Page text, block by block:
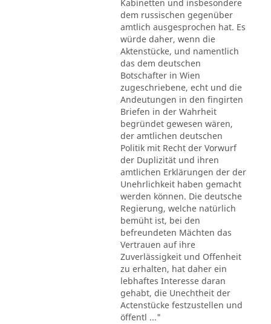
Kabinetten und insbesondere
dem russischen gegenüber
amtlich ausgesprochen hat. Es
würde daher, wenn die
Aktenstücke, und namentlich
das dem deutschen
Botschafter in Wien
zugeschriebene, echt und die
Andeutungen in den fingirten
Briefen in der Wahrheit
begründet gewesen wären,
der amtlichen deutschen
Politik mit Recht der Vorwurf
der Duplizität und ihren
amtlichen Erklärungen der der
Unehrlichkeit haben gemacht
werden können. Die deutsche
Regierung, welche natürlich
bemüht ist, bei den
befreundeten Mächten das
Vertrauen auf ihre
Zuverlässigkeit und Offenheit
zu erhalten, hat daher ein
lebhaftes Interesse daran
gehabt, die Unechtheit der
Actenstücke festzustellen und
öffentl ..."